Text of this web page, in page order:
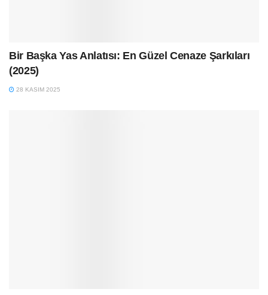
Bir Başka Yas Anlatısı: En Güzel Cenaze Şarkıları
(2025)
28 KASIM 2025